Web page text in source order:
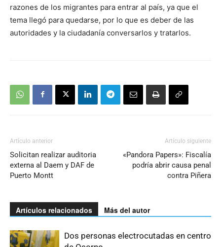
razones de los migrantes para entrar al país, ya que el
tema llegó para quedarse, por lo que es deber de las
autoridades y la ciudadanía conversarlos y tratarlos.
Artículo anterior
Solicitan realizar auditoria
externa al Daem y DAF de
Puerto Montt
Artículo siguiente
«Pandora Papers»: Fiscalía
podría abrir causa penal
contra Piñera
Artículos relacionados Más del autor
Dos personas electrocutadas en centro